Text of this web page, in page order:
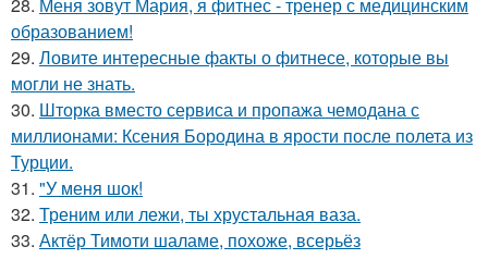
образованием!
29. Ловите интересные факты о фитнесе, которые вы
могли не знать.
30. Шторка вместо сервиса и пропажа чемодана с
миллионами: Ксения Бородина в ярости после полета из
Турции.
31. "У меня шок!
32. Треним или лежи, ты хрустальная ваза.
33. Актёр Тимоти шаламе, похоже, всерьёз